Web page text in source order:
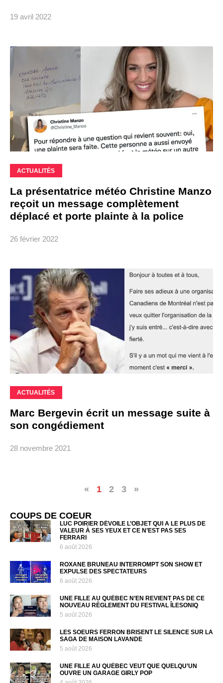
19 avril 2022
ACTUALITÉS
La présentatrice météo Christine Manzo
reçoit un message complètement
déplacé et porte plainte à la police
26 février 2022
ACTUALITÉS
Marc Bergevin écrit un message suite à
son congédiement
28 novembre 2021
« 1 2 3 »
COUPS DE COEUR
LUC POIRIER DÉVOILE L’OBJET QUI A LE PLUS DE
VALEUR À SES YEUX ET CE N’EST PAS SES
FERRARI
6 août 2026
ROXANE BRUNEAU INTERROMPT SON SHOW ET
EXPULSE DES SPECTATEURS
6 août 2026
UNE FILLE AU QUÉBEC N’EN REVIENT PAS DE CE
NOUVEAU RÈGLEMENT DU FESTIVAL ÎLESONIQ
5 août 2026
LES SOEURS FERRON BRISENT LE SILENCE SUR LA
SAGA DE MAISON LAVANDE
5 août 2026
UNE FILLE AU QUÉBEC VEUT QUE QUELQU’UN
OUVRE UN GARAGE GIRLY POP